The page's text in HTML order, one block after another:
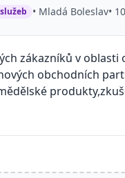
• Mladá Boleslav•
zákazníků v
obchodních